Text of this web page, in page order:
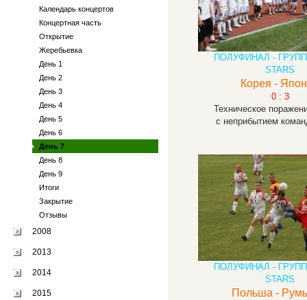
Календарь концертов
Концертная часть
Открытие
Жеребьевка
День 1
День 2
День 3
День 4
День 5
День 6
День 7
День 8
День 9
Итоги
Закрытие
Отзывы
2008
2013
2014
2015
ПОЛУФИНАЛ -
STARS
Корея -
0 : 3
Техническое
с неприбытием
ПОЛУФИНАЛ -
STARS
Польша -